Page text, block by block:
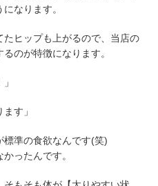
なります。
ヒップも上がるので、当店の
のが特徴になります。
す」
標準の食欲なんです(笑)
ったんです。